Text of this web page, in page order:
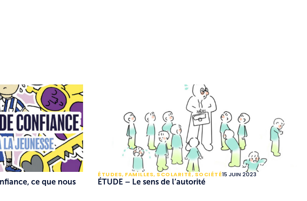
ce que nous
ÉTUDES, FAMILLES, SCOLARITÉ,SOCIÉTÉ15 JUIN 2023
ÉTUDE – Le sens de l’autorité